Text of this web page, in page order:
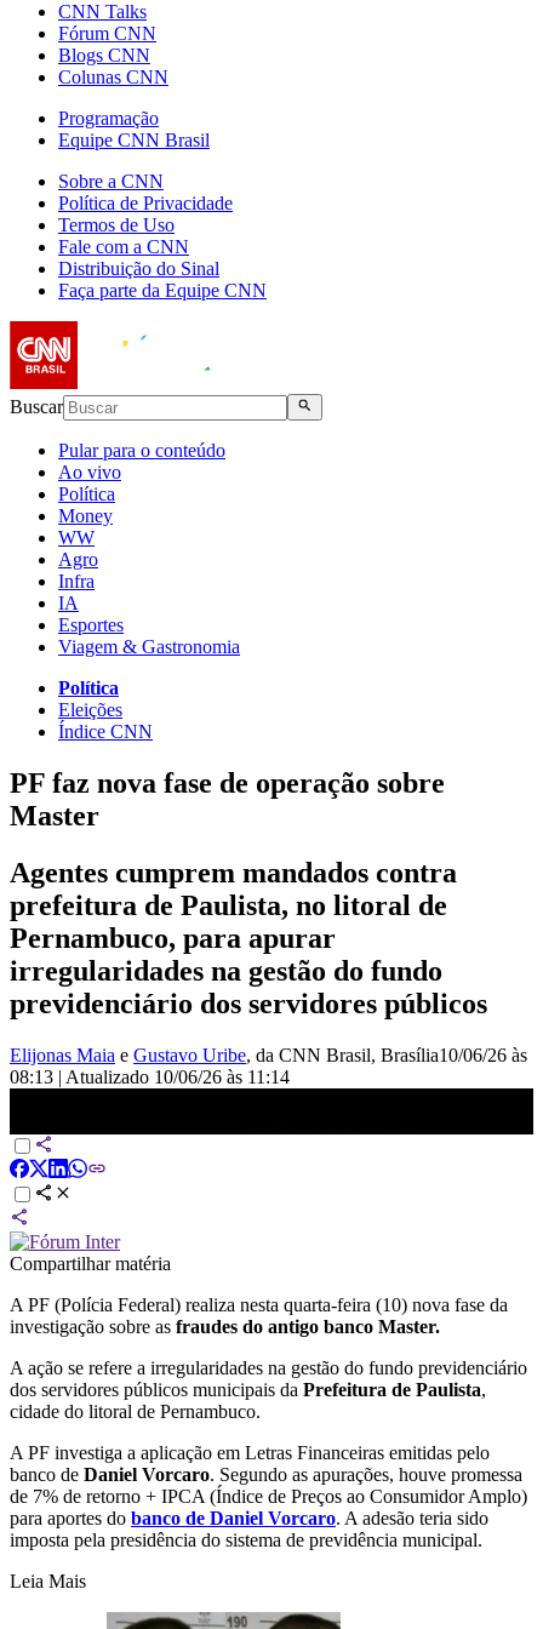
CNN Talks
Fórum CNN
Blogs CNN
Colunas CNN
Programação
Equipe CNN Brasil
Sobre a CNN
Política de Privacidade
Termos de Uso
Fale com a CNN
Distribuição do Sinal
Faça parte da Equipe CNN
Buscar
Pular para o conteúdo
Ao vivo
Política
Money
WW
Agro
Infra
IA
Esportes
Viagem & Gastronomia
Política
Eleições
Índice CNN
PF faz nova fase de operação sobre
Master
Agentes cumprem mandados contra
prefeitura de Paulista, no litoral de
Pernambuco, para apurar
irregularidades na gestão do fundo
previdenciário dos servidores públicos
Elijonas Maia e Gustavo Uribe, da CNN Brasil, Brasília10/06/26 às
08:13 | Atualizado 10/06/26 às 11:14
Compartilhar matéria
A PF (Polícia Federal) realiza nesta quarta-feira (10) nova fase da
investigação sobre as fraudes do antigo banco Master.
A ação se refere a irregularidades na gestão do fundo previdenciário
dos servidores públicos municipais da Prefeitura de Paulista,
cidade do litoral de Pernambuco.
A PF investiga a aplicação em Letras Financeiras emitidas pelo
banco de Daniel Vorcaro. Segundo as apurações, houve promessa
de 7% de retorno + IPCA (Índice de Preços ao Consumidor Amplo)
para aportes do banco de Daniel Vorcaro. A adesão teria sido
imposta pela presidência do sistema de previdência municipal.
Leia Mais